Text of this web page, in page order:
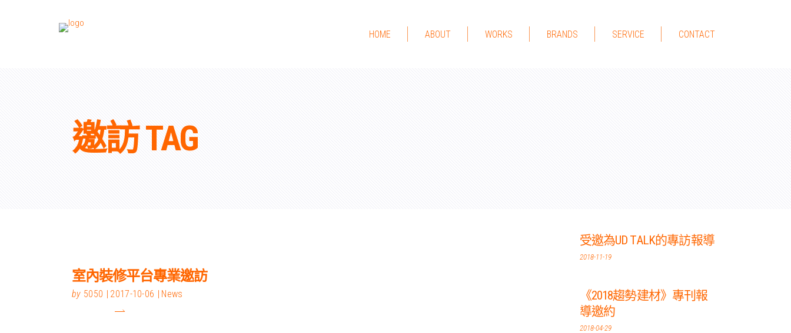
HOME ABOUT WORKS BRANDS SERVICE CONTACT
邀訪 TAG
室內裝修平台專業邀訪
by 5050 2017-10-06 News
受邀為UD TALK的專訪報導
2018-11-19
《2018趨勢建材》專刊報
導邀約
2018-04-29